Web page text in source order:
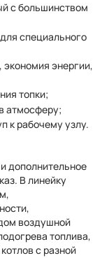
с большинством
специального
энергии,
топки;
атмосферу;
к рабочему узлу.
дополнительное
В линейку
воздушной
топлива,
с разной